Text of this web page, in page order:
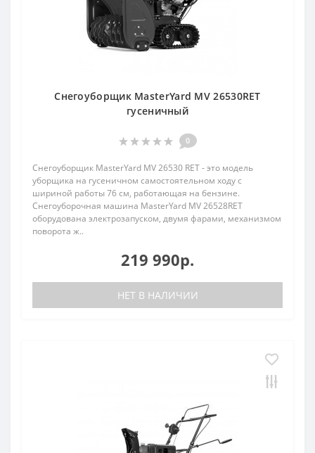
Снегоуборщик MasterYard MV 26530RET
гусеничный
0
Снегоуборщик MasterYard MV 26530 RET - это модель
уборщика на гусеничном самостоятельном ходу с
шириной работы 76 см, работающая на бензине.
Снегоуборочная машина MasterYard MV 26528RET
оборудована электрозапуском, двумя фарами, механизмом
поворота ж..
219 990р.
НЕТ В НАЛИЧИИ